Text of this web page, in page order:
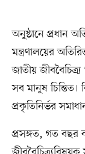
অনুষ্ঠানে প্রধান
মন্ত্রণালয়ের
জাতীয়
সব মানুষ চিন্তিত।
প্রকৃতিনির্ভর
প্রসঙ্গত, গত বছর